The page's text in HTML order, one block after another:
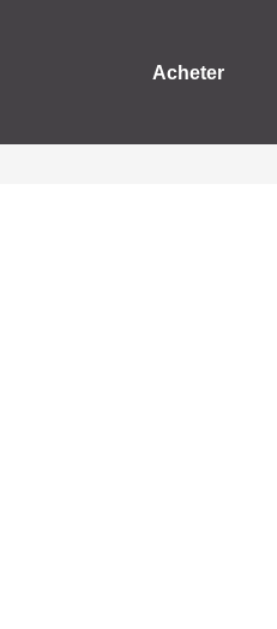
Acheter